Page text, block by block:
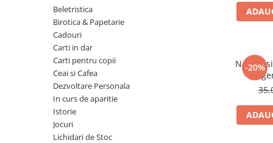
Numerologie
Paranormal
Parapsihologie
ReConnect
Beletristica
Birotica & Papetarie
Cadouri
Carti in dar
Carti pentru copii
Ceai si Cafea
Dezvoltare Personala
In curs de aparitie
Istorie
Jocuri
Lichidari de Stoc
-20%
Natura